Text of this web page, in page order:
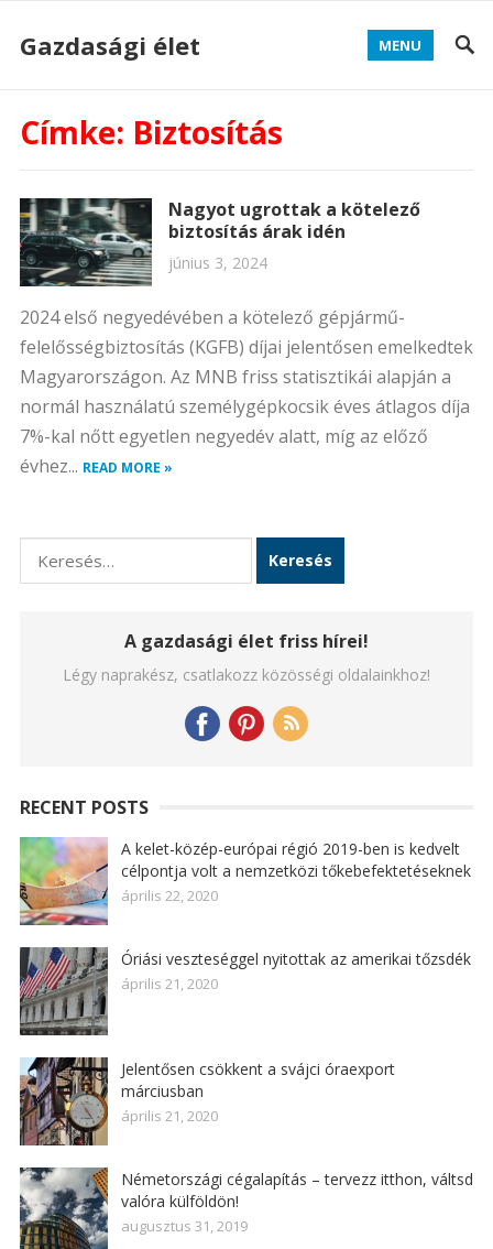
Gazdasági élet MENU
Címke: Biztosítás
Nagyot ugrottak a kötelező
biztosítás árak idén
június 3, 2024
2024 első negyedévében a kötelező gépjármű-
felelősségbiztosítás (KGFB) díjai jelentősen emelkedtek
Magyarországon. Az MNB friss statisztikái alapján a
normál használatú személygépkocsik éves átlagos díja
7%-kal nőtt egyetlen negyedév alatt, míg az előző
évhez... READ MORE »
Keresés:
A gazdasági élet friss hírei!
Légy naprakész, csatlakozz közösségi oldalainkhoz!
RECENT POSTS
A kelet-közép-európai régió 2019-ben is kedvelt
célpontja volt a nemzetközi tőkebefektetéseknek
április 22, 2020
Óriási veszteséggel nyitottak az amerikai tőzsdék
április 21, 2020
Jelentősen csökkent a svájci óraexport
márciusban
április 21, 2020
Németországi cégalapítás – tervezz itthon, váltsd
valóra külföldön!
augusztus 31, 2019